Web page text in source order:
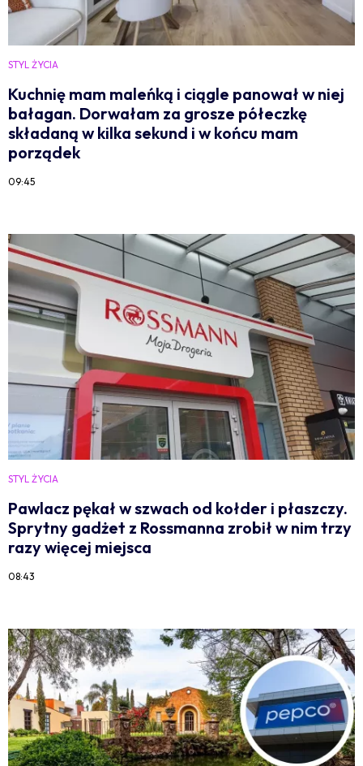
STYL ŻYCIA
Kuchnię mam maleńką i ciągle panował w niej
bałagan. Dorwałam za grosze półeczkę
składaną w kilka sekund i w końcu mam
porządek
09:45
STYL ŻYCIA
Pawlacz pękał w szwach od kołder i płaszczy.
Sprytny gadżet z Rossmanna zrobił w nim trzy
razy więcej miejsca
08:43